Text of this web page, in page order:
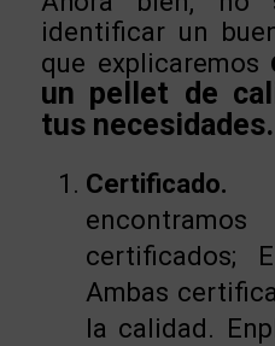
identificar un
que explicaremos
un pellet de
tus necesidades.
Certificado.
certificados;
Ambas
la calidad.